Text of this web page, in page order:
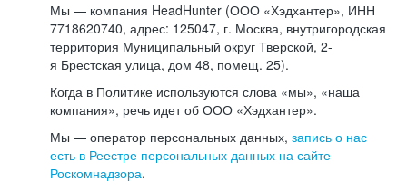
Мы — компания HeadHunter (ООО «Хэдхантер», ИНН
7718620740, адрес: 125047, г. Москва, внутригородская
территория Муниципальный округ Тверской, 2-
я Брестская улица, дом 48, помещ. 25).
Когда в Политике используются слова «мы», «наша
компания», речь идет об ООО «Хэдхантер».
Мы — оператор персональных данных, запись о нас
есть в Реестре персональных данных на сайте
Роскомнадзора.